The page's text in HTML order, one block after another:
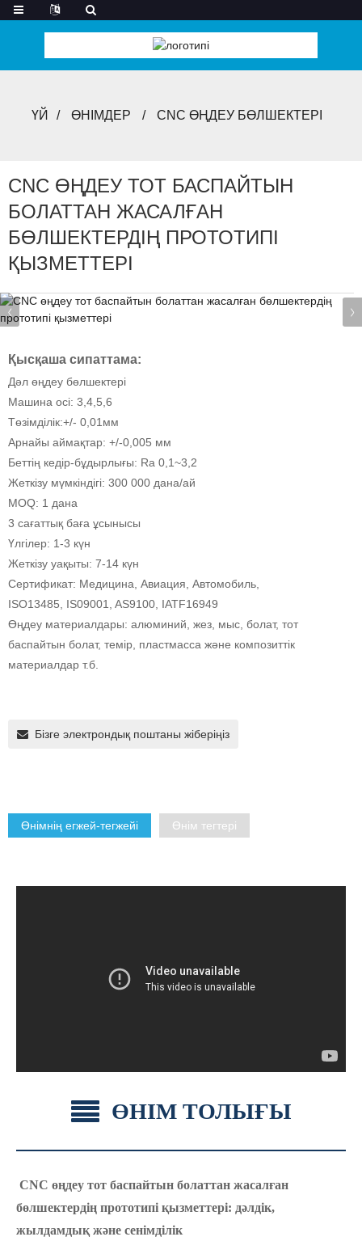
ҮЙ ӨНІМДЕР CNC ӨҢДЕУ БӨЛШЕКТЕРІ
CNC ӨҢДЕУ ТОТ БАСПАЙТЫН
БОЛАТТАН ЖАСАЛҒАН
БӨЛШЕКТЕРДІҢ ПРОТОТИПІ
ҚЫЗМЕТТЕРІ
Қысқаша сипаттама:
Дәл өңдеу бөлшектері
Машина осі: 3,4,5,6
Төзімділік:+/- 0,01мм
Арнайы аймақтар: +/-0,005 мм
Беттің кедір-бұдырлығы: Ra 0,1~3,2
Жеткізу мүмкіндігі: 300 000 дана/ай
MOQ: 1 дана
3 сағаттық баға ұсынысы
Үлгілер: 1-3 күн
Жеткізу уақыты: 7-14 күн
Сертификат: Медицина, Авиация, Автомобиль,
ISO13485, IS09001, AS9100, IATF16949
Өңдеу материалдары: алюминий, жез, мыс, болат, тот
баспайтын болат, темір, пластмасса және композиттік
материалдар т.б.
Бізге электрондық поштаны жіберіңіз
Өнімнің егжей-тегжейі Өнім тегтері
ӨНІМ ТОЛЫҒЫ
CNC өңдеу тот баспайтын болаттан жасалған
бөлшектердің прототипі қызметтері: дәлдік,
жылдамдық және сенімділік